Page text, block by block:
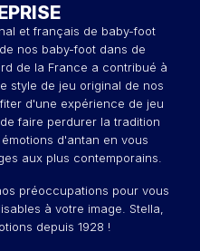
et français de baby-foot
nos baby-foot dans de
de la France a contribué à
style de jeu original de nos
d'une expérience de jeu
faire perdurer la tradition
d'antan en vous
aux plus contemporains.
préoccupations pour vous
à votre image. Stella,
depuis 1928 !